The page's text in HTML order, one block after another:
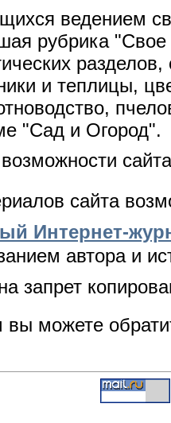
ведением
рубрика "Свое
и теплицы,
"Сад и Огород".
сайта
Интернет-
автора и
запрет
можете